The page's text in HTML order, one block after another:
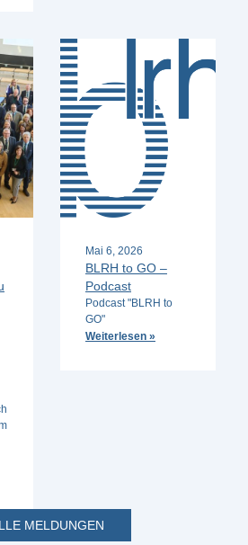
Mai 6, 2026
BLRH to GO –
Podcast
Podcast "BLRH to
GO"
Weiterlesen »
MELDUNGEN